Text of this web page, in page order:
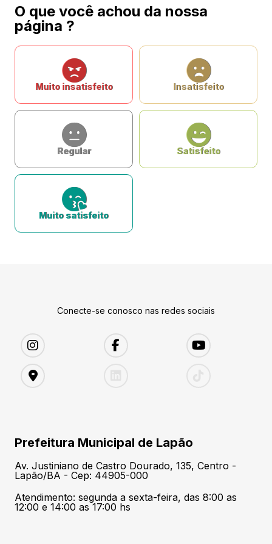
O que você achou da nossa
página ?
Muito insatisfeito Insatisfeito
Regular Satisfeito
Muito satisfeito
Conecte-se conosco nas redes sociais
Prefeitura Municipal de Lapão
Av. Justiniano de Castro Dourado, 135, Centro -
Lapão/BA - Cep: 44905-000
Atendimento: segunda a sexta-feira, das 8:00 as
12:00 e 14:00 as 17:00 hs